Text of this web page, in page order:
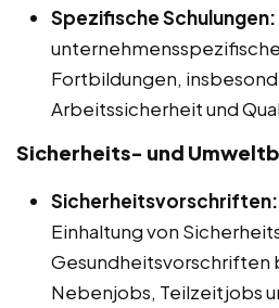
Spezifische Schulungen:
Fortbildungen,
Arbeitssicherheit und
Sicherheits- und
Sicherheitsvorschriften:
Einhaltung von
Gesundheitsvorschriften
Nebenjobs, Teilzeitjobs